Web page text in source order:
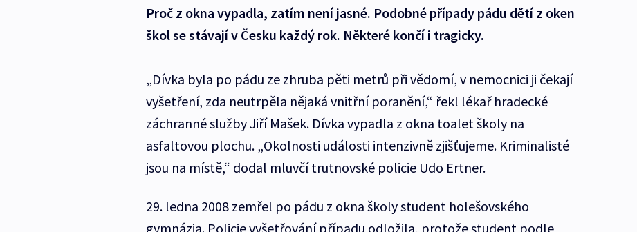
Proč z okna vypadla, zatím není jasné. Podobné případy pádu dětí z oken
škol se stávají v Česku každý rok. Některé končí i tragicky.
„Dívka byla po pádu ze zhruba pěti metrů při vědomí, v nemocnici ji čekají
vyšetření, zda neutrpěla nějaká vnitřní poranění,“ řekl lékař hradecké
záchranné služby Jiří Mašek. Dívka vypadla z okna toalet školy na
asfaltovou plochu. „Okolnosti události intenzivně zjišťujeme. Kriminalisté
jsou na místě,“ dodal mluvčí trutnovské policie Udo Ertner.
29. ledna 2008 zemřel po pádu z okna školy student holešovského
gymnázia. Policie vyšetřování případu odložila, protože student podle